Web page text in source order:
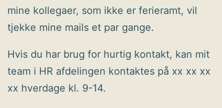
mine kollegaer, som ikke er ferieramt, vil
tjekke mine mails et par gange.
Hvis du har brug for hurtig kontakt, kan mit
team i HR afdelingen kontaktes på xx xx xx
xx hverdage kl. 9-14.